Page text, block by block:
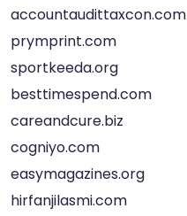
accountaudittaxcon.com
prymprint.com
sportkeeda.org
besttimespend.com
careandcure.biz
cogniyo.com
easymagazines.org
hirfanjilasmi.com